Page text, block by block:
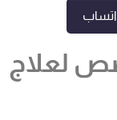
لعلاج